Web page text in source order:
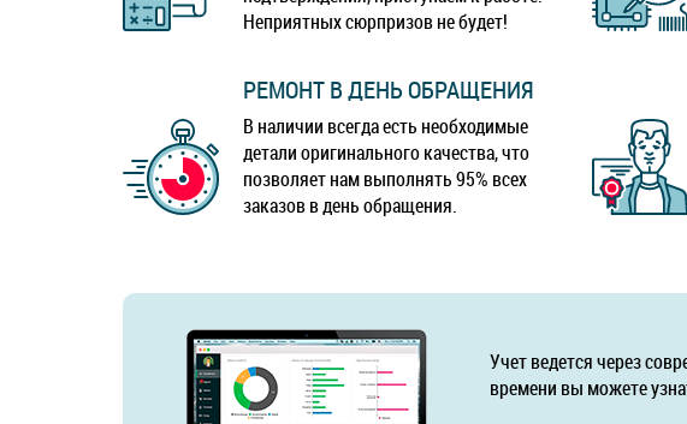
Неприятных сюрпризов не будет!
РЕМОНТ В ДЕНЬ ОБРАЩЕНИЯ
В наличии всегда есть необходимые
детали оригинального качества, что
позволяет нам выполнять 95% всех
заказов в день обращения.
Учет ведется через
времени вы можете